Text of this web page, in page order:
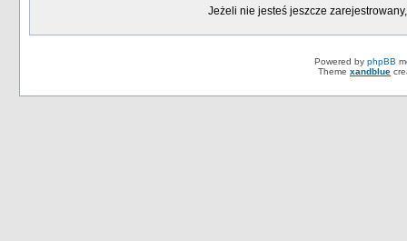
Jeżeli nie jesteś jeszcze
Powered by phpBB
Theme xandblue